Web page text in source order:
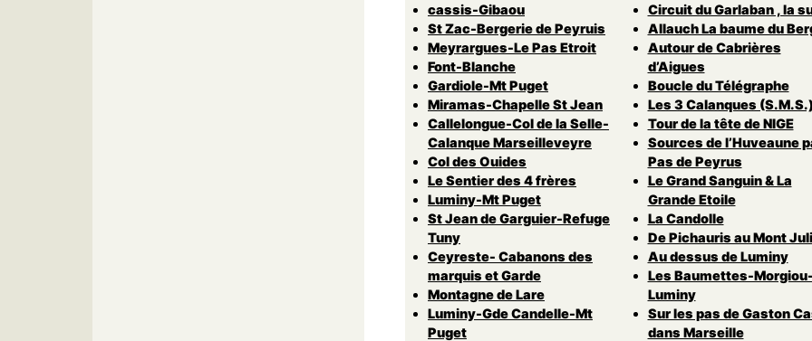
cassis-Gibaou
St Zac-Bergerie de Peyruis
Meyrargues-Le Pas Etroit
Font-Blanche
Gardiole-Mt Puget
Miramas-Chapelle St Jean
Callelongue-Col de la Selle-
Calanque Marseilleveyre
Col des Ouides
Le Sentier des 4 frères
Luminy-Mt Puget
St Jean de Garguier-Refuge
Tuny
Ceyreste- Cabanons des
marquis et Garde
Montagne de Lare
Luminy-Gde Candelle-Mt
Puget
Circuit du Garlaban , la
Allauch La baume du
Autour de Cabrières
d’Aigues
Boucle du Télégraphe
Les 3 Calanques
Tour de la tête de NIGE
Sources de l’Huveaune
Pas de Peyrus
Le Grand Sanguin & La
Grande Etoile
La Candolle
De Pichauris au Mont
Au dessus de Luminy
Les Baumettes-Morgiou-
Luminy
Sur les pas de Gaston
dans Marseille